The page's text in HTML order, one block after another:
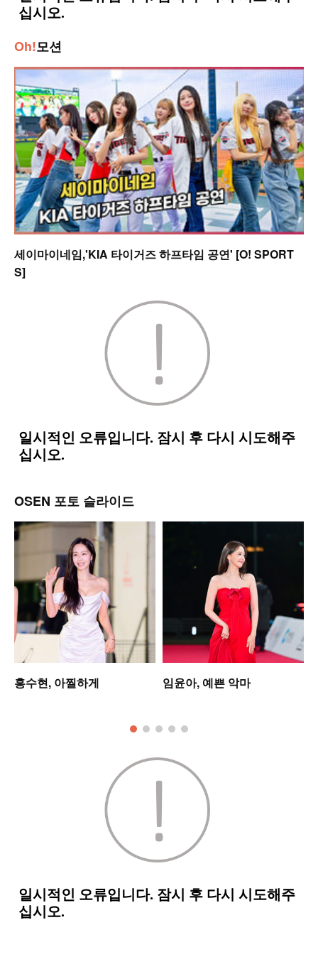
Oh!모션
세이마이네임,'KIA 타이거즈 하프타임 공연' [O! SPORT
S]
OSEN 포토 슬라이드
홍수현, 아찔하게 임윤아, 예쁜 악마